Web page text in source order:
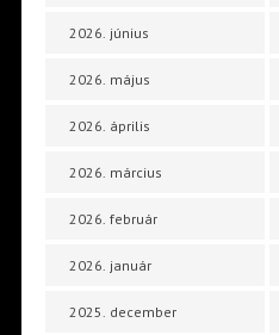
2026. június
2026. május
2026. április
2026. március
2026. február
2026. január
2025. december